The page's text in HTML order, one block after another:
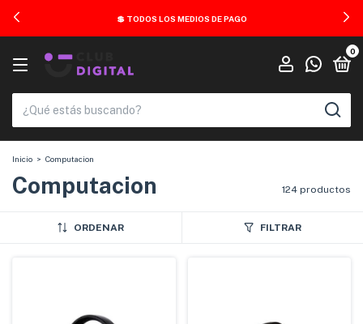
💲 TODOS LOS MEDIOS DE PAGO
0
Inicio > Computacion
Computacion 124 productos
ORDENAR FILTRAR